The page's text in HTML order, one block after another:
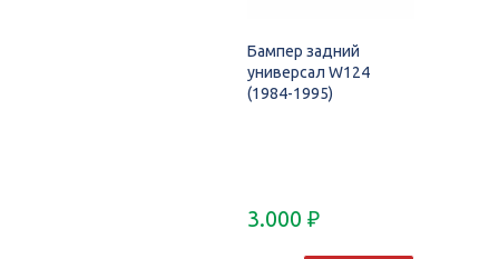
Бампер задний
универсал W124
(1984-1995)
3.000 ₽